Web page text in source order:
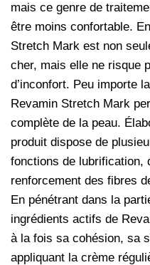
mais ce genre de
être moins confortable.
Stretch Mark est non
cher, mais elle ne risque
d’inconfort. Peu importe
Revamin Stretch Mark
complète de la peau.
produit dispose de
fonctions de lubrification,
renforcement des fibres
En pénétrant dans la
ingrédients actifs de
à la fois sa cohésion, sa
appliquant la crème